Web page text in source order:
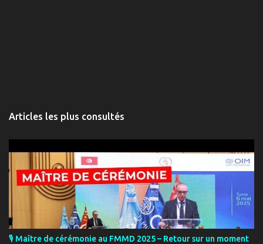
Articles les plus consultés
🎙️ Maître de cérémonie au FMMD 2025 – Retour sur un moment